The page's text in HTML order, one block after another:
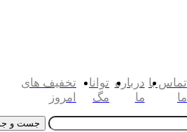
تماس با
ما
درباره
ما
توانا
مگ
تخفیف های
امروز
جست و